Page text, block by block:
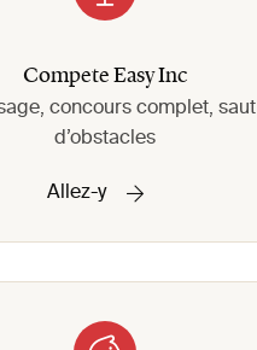
Compete Easy Inc
concours complet, saut
d’obstacles
Allez-y